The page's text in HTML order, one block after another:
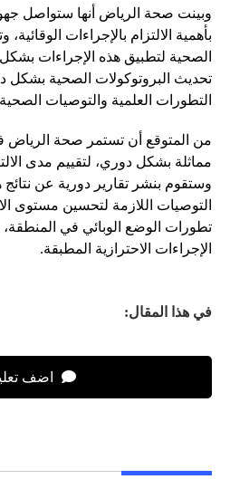
وبينت صحة الرياض أنها ستواصل
بأهمية الالتزام بالإجراءات
الصحية لتطبيق هذه الإجراءات
تحديث البروتوكولات الصحية بشكل
التطورات العلمية والتوصيات الصحية
من المتوقع أن تستمر صحة الرياض
مماثلة بشكل دوري، لتقييم مدى
وستقوم بنشر تقارير دورية عن نتائج
التوصيات اللازمة لتحسين مستوى
تطورات الوضع الوبائي في المنطقة،
الإجراءات الاحترازية المطبقة.
في هذا المقال:
اضف